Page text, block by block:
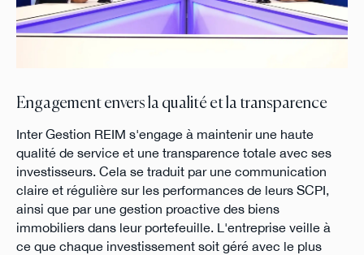
Engagement envers la qualité et la transparence
Inter Gestion REIM s'engage à maintenir une haute
qualité de service et une transparence totale avec ses
investisseurs. Cela se traduit par une communication
claire et régulière sur les performances de leurs SCPI,
ainsi que par une gestion proactive des biens
immobiliers dans leur portefeuille. L'entreprise veille à
ce que chaque investissement soit géré avec le plus